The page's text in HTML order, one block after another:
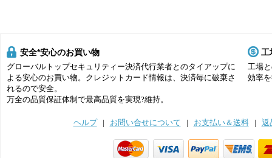
安全*安心のお買い物
グローバルトップセキュリティー決済代行業者とのタイアップに
よる安心のお買い物。クレジットカード情報は、決済毎に破棄さ
れるので安全。
万全の品質保証体制で最高品質を実現?維持。
工
工場
効率
ヘルプ | お問い合せについて | お支払い＆送料 | 返